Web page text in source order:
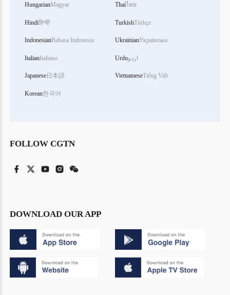
HungarianMagyar
Hindiहिन्दी
IndonesianBahasa Indonesia
ItalianItaliano
Japanese日本語
Korean한국어
Thaiไทย
TurkishTürkçe
UkrainianУкраїнська
Urduاردو
VietnameseTiếng Việt
FOLLOW CGTN
DOWNLOAD OUR APP